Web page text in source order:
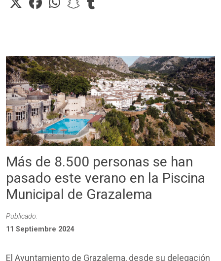
Más de 8.500 personas se han
pasado este verano en la Piscina
Municipal de Grazalema
Publicado:
11 Septiembre 2024
El Ayuntamiento de Grazalema, desde su delegación